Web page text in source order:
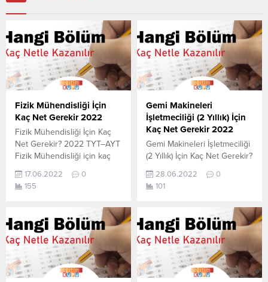
Fizik Mühendisliği İçin
Kaç Net Gerekir 2022
Fizik Mühendisliği İçin Kaç
Net Gerekir? 2022 TYT–AYT
Fizik Mühendisliği için kaç
sorusunun cevabını
aşağıdan öğrenebilirsiniz. Bu
sınavında en son yerleşen
öğrencilerin yapmış olduğu
netlerdir. YÖKATLAS YKS-
TYT Net Sihirbazı, YKS-TYT
Net Sihirbazı. Sayfamızdaki
verilerin tamamı
17.06.2022
0
155
Gemi Makineleri
İşletmeciliği (2 Yıllık) İçin
Kaç Net Gerekir 2022
Gemi Makineleri İşletmeciliği
(2 Yıllık) İçin Kaç Net Gerekir?
Makineleri İşletmeciliği (2
Yıllık) için kaç net yapmam
aşağıdan öğrenebilirsiniz. Bu
veriler 2021 TYT-AYT
sınavında en son yerleşen
öğrencilerin yapmış olduğu
netlerdir. YÖKATLAS YKS-
TYT Net Sihirbazı, YKS-TYT
28.06.2022
0
101